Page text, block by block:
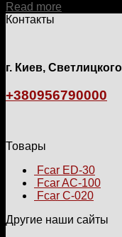
Read more
Контакты
г. Киев,
+380956790000
Товары
Fcar ED-30
Fcar AC-100
Fcar C-020
Другие наши сайты